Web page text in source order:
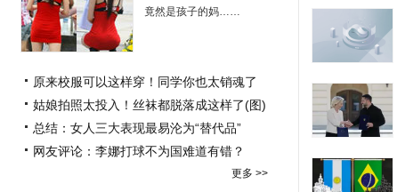
竟然是孩子的妈……
原来校服可以这样穿！同学你也太销魂了
姑娘拍照太投入！丝袜都脱落成这样了(图)
总结：女人三大表现最易沦为“替代品”
网友评论：李娜打球不为国难道有错？
更多 >>